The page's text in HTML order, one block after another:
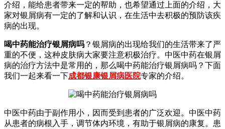
介绍，能给患者带来一定的帮助，也希望通过上面的介绍，大
家对银屑病有一定的了解和认识，在生活中去积极的预防该疾
病的出现。
喝中药能治疗银屑病吗 ？银屑病的出现给我们的生活带来了严
重的不便，这种皮肤病大家要注意积极治疗。中医中药在银屑
病的治疗方法中是常用的，那么喝中药能治疗银屑病吗？下面
我们一起来看一下成都银康银屑病医院专家的介绍。
中医中药由于副作用小，因而受到患者的广泛欢迎。中医中药
从患者的病根入手，调节体内环境，有助于银屑病的康复。患